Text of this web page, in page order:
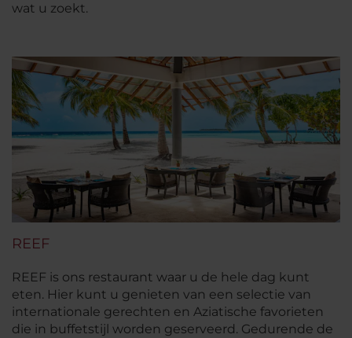
wat u zoekt.
REEF
REEF is ons restaurant waar u de hele dag kunt
eten. Hier kunt u genieten van een selectie van
internationale gerechten en Aziatische favorieten
die in buffetstijl worden geserveerd. Gedurende de